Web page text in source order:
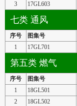
3
17GL603
七类 通风
序号 图集号
1
17GL701
第五类 燃气
序号 图集号
1
18GL501
2
18GL502